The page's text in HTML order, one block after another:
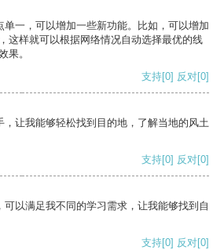
单一，可以增加一些新功能。比如，可以增加
这样就可以根据网络情况自动选择最优的线
果。
支持[0] 反对[0]
，让我能够轻松找到目的地，了解当地的风土
支持[0] 反对[0]
以满足我不同的学习需求，让我能够找到自
支持[0] 反对[0]